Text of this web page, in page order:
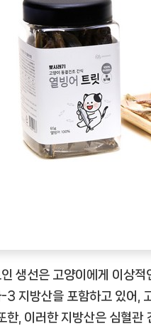
생선은 고양이에게 이상
-3 지방산을 포함하고 있어,
한, 이러한 지방산은 심혈관